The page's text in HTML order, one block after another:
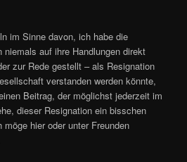
im Sinne davon, ich habe die
niemals auf ihre Handlungen direkt
zur Rede gestellt – als Resignation
verstanden werden könnte,
Beitrag, der möglichst jederzeit im
dieser Resignation ein bisschen
hier oder unter Freunden